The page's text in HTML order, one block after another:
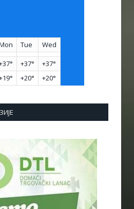
Tue Wed
37° +37° +37°
19° +20° +20°